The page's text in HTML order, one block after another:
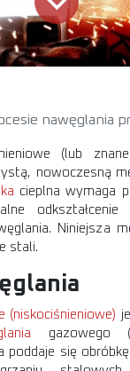
nawęglania
(lub
nowoczesną
cieplna wymaga
odkształcenie
Niniejsza
stali.
(niskociśnieniowe)
gazowego
poddaje się